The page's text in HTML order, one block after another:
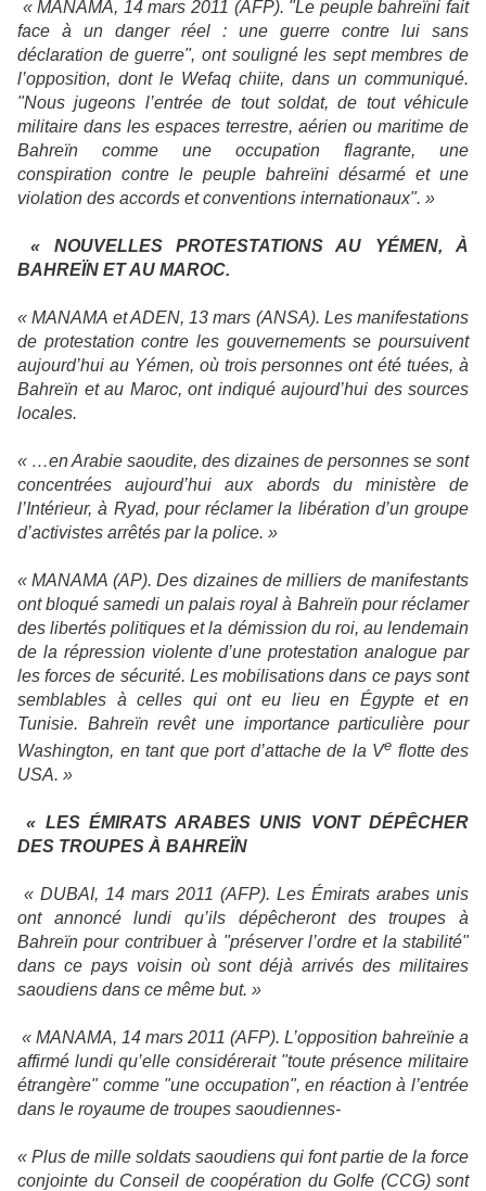
« MANAMA, 14 mars 2011 (AFP). "Le peuple bahreïni fait
face à un danger réel : une guerre contre lui sans
déclaration de guerre", ont souligné les sept membres de
l’opposition, dont le Wefaq chiite, dans un communiqué.
"Nous jugeons l’entrée de tout soldat, de tout véhicule
militaire dans les espaces terrestre, aérien ou maritime de
Bahreïn comme une occupation flagrante, une
conspiration contre le peuple bahreïni désarmé et une
violation des accords et conventions internationaux". »
« NOUVELLES PROTESTATIONS AU YÉMEN, À
BAHREÏN ET AU MAROC.
« MANAMA et ADEN, 13 mars (ANSA). Les manifestations
de protestation contre les gouvernements se poursuivent
aujourd’hui au Yémen, où trois personnes ont été tuées, à
Bahreïn et au Maroc, ont indiqué aujourd’hui des sources
locales.
« …en Arabie saoudite, des dizaines de personnes se sont
concentrées aujourd’hui aux abords du ministère de
l’Intérieur, à Ryad, pour réclamer la libération d’un groupe
d’activistes arrêtés par la police. »
« MANAMA (AP). Des dizaines de milliers de manifestants
ont bloqué samedi un palais royal à Bahreïn pour réclamer
des libertés politiques et la démission du roi, au lendemain
de la répression violente d’une protestation analogue par
les forces de sécurité. Les mobilisations dans ce pays sont
semblables à celles qui ont eu lieu en Égypte et en
Tunisie. Bahreïn revêt une importance particulière pour
Washington, en tant que port d’attache de la Ve flotte des
USA. »
« LES ÉMIRATS ARABES UNIS VONT DÉPÊCHER
DES TROUPES À BAHREÏN
« DUBAI, 14 mars 2011 (AFP). Les Émirats arabes unis
ont annoncé lundi qu’ils dépêcheront des troupes à
Bahreïn pour contribuer à "préserver l’ordre et la stabilité"
dans ce pays voisin où sont déjà arrivés des militaires
saoudiens dans ce même but. »
« MANAMA, 14 mars 2011 (AFP). L’opposition bahreïnie a
affirmé lundi qu’elle considérerait "toute présence militaire
étrangère" comme "une occupation", en réaction à l’entrée
dans le royaume de troupes saoudiennes-
« Plus de mille soldats saoudiens qui font partie de la force
conjointe du Conseil de coopération du Golfe (CCG) sont